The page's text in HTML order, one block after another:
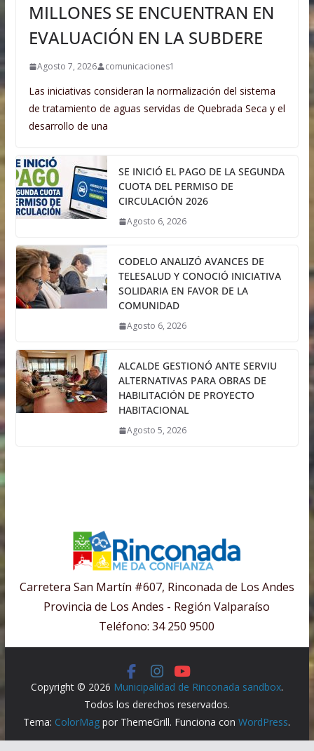
MILLONES SE ENCUENTRAN EN
EVALUACIÓN EN LA SUBDERE
Agosto 7, 2026 comunicaciones1
Las iniciativas consideran la normalización del sistema
de tratamiento de aguas servidas de Quebrada Seca y el
desarrollo de una
SE INICIÓ EL PAGO DE LA SEGUNDA
CUOTA DEL PERMISO DE
CIRCULACIÓN 2026
Agosto 6, 2026
CODELO ANALIZÓ AVANCES DE
TELESALUD Y CONOCIÓ INICIATIVA
SOLIDARIA EN FAVOR DE LA
COMUNIDAD
Agosto 6, 2026
ALCALDE GESTIONÓ ANTE SERVIU
ALTERNATIVAS PARA OBRAS DE
HABILITACIÓN DE PROYECTO
HABITACIONAL
Agosto 5, 2026
Carretera San Martín #607, Rinconada de Los Andes
Provincia de Los Andes - Región Valparaíso
Teléfono: 34 250 9500
Copyright © 2026 Municipalidad de Rinconada sandbox.
Todos los derechos reservados.
Tema: ColorMag por ThemeGrill. Funciona conWordPress.